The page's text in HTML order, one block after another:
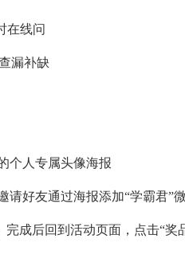
在线问
漏补缺
个人专属头像海报
请好友通过海报添加“学霸君”
成后回到活动页面，点击“奖